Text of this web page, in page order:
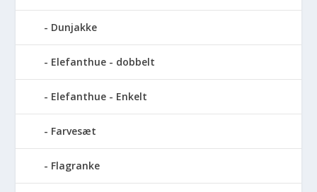
Dunjakke
Elefanthue - dobbelt
Elefanthue - Enkelt
Farvesæt
Flagranke